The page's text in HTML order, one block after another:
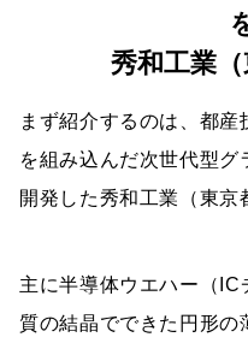
秀和工業（
まず紹介するのは、都
を組み込んだ次世代型
開発した秀和工業（東京
主に半導体ウエハー（IC
質の結晶でできた円形の